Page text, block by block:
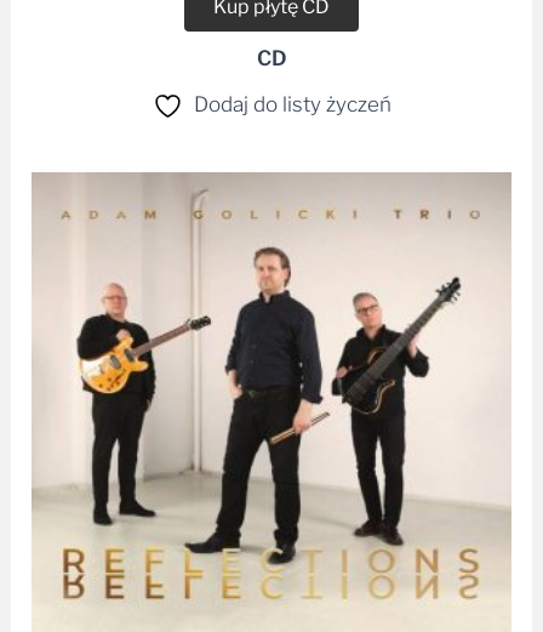
Kup płytę CD
CD
Dodaj do listy życzeń